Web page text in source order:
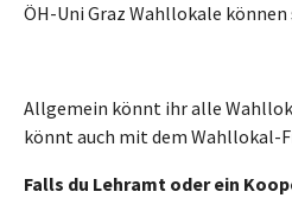
ÖH-Uni Graz Wahllokale
Allgemein könnt ihr alle
könnt auch mit dem Wahllokal-
Falls du Lehramt oder ein